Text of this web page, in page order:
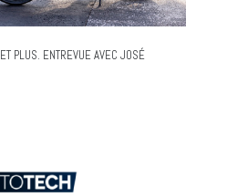
PLUS. ENTREVUE AVEC JOSÉ